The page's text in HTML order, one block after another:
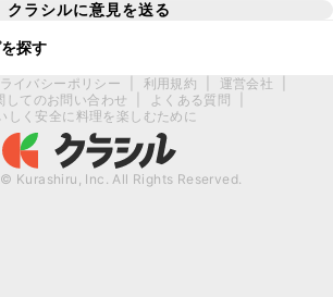
クラシルに意見を送る
探す
イバシーポリシー 利用規約 運営会社
してのお問い合わせ
よくある質問
しく安全に料理を楽しむために
Kurashiru, Inc. All Rights Reserved.